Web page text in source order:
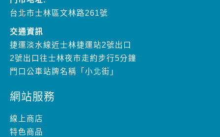
台北市士林區文林路261號
交通資訊
捷運淡水線近士林捷運站2號出口
2號出口往士林夜市走約步行5分鐘
門口公車站牌名稱「小北街」
網站服務
線上商店
特色商品